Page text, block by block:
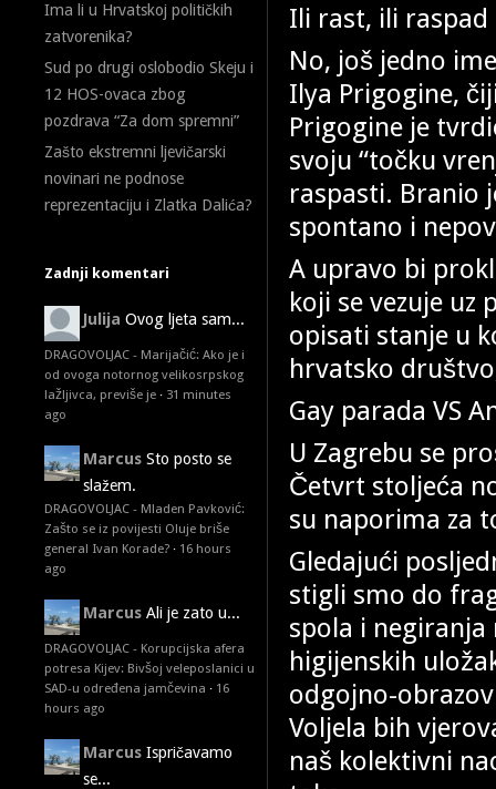
Ima li u Hrvatskoj političkih
zatvorenika?
Sud po drugi oslobodio Skeju i
12 HOS-ovaca zbog
pozdrava “Za dom spremni”
Zašto ekstremni ljevičarski
novinari ne podnose
reprezentaciju i Zlatka Dalića?
Zadnji komentari
Julija Ovog ljeta sam...
DRAGOVOLJAC - Marijačić: Ako je i
od ovoga notornog velikosrpskog
lažljivca, previše je · 31 minutes
ago
Marcus Sto posto se
slažem.
DRAGOVOLJAC - Mladen Pavković:
Zašto se iz povijesti Oluje briše
general Ivan Korade? · 16 hours
ago
Marcus Ali je zato u...
DRAGOVOLJAC - Korupcijska afera
potresa Kijev: Bivšoj veleposlanici u
SAD-u određena jamčevina · 16
hours ago
Marcus Ispričavamo
se...
Ili rast, ili raspad
No, još jedno
Ilya Prigogine,
Prigogine je
svoju “točku
raspasti. Branio
spontano i
A upravo bi
koji se vezuje
opisati stanje u
hrvatsko
Gay parada VS
U Zagrebu se
Četvrt stoljeća
su naporima za
Gledajući
stigli smo do
spola i
higijenskih
odgojno-
Voljela bih
naš kolektivni